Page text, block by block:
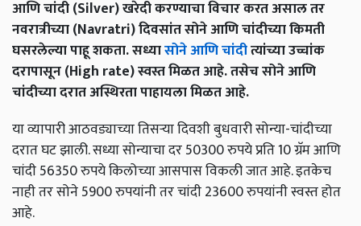
आणि चांदी (Silver) खरेदी करण्याचा विचार करत असाल तर
नवरात्रीच्या (Navratri) दिवसांत सोने आणि चांदीच्या किमती
घसरलेल्या पाहू शकता. सध्यासोने आणि चांदीत्यांच्या उच्चांक
दरापासून (High rate) स्वस्त मिळत आहे. तसेच सोने आणि
चांदीच्या दरात अस्थिरता पाहायला मिळत आहे.
या व्यापारी आठवड्याच्या तिसऱ्या दिवशी बुधवारी सोन्या-चांदीच्या
दरात घट झाली. सध्या सोन्याचा दर 50300 रुपये प्रति 10 ग्रॅम आणि
चांदी 56350 रुपये किलोच्या आसपास विकली जात आहे. इतकेच
नाही तर सोने 5900 रुपयांनी तर चांदी 23600 रुपयांनी स्वस्त होत
आहे.